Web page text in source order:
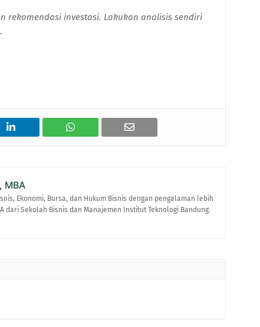
rekomendasi investasi. Lakukan analisis sendiri
MBA
Ekonomi, Bursa, dan Hukum Bisnis dengan pengalaman lebih
dari Sekolah Bisnis dan Manajemen Institut Teknologi Bandung.